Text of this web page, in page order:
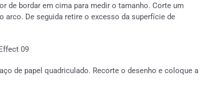
de bordar em cima para medir o tamanho. Corte um
arco. De seguida retire o excesso da superfície de
de papel quadriculado. Recorte o desenho e coloque a